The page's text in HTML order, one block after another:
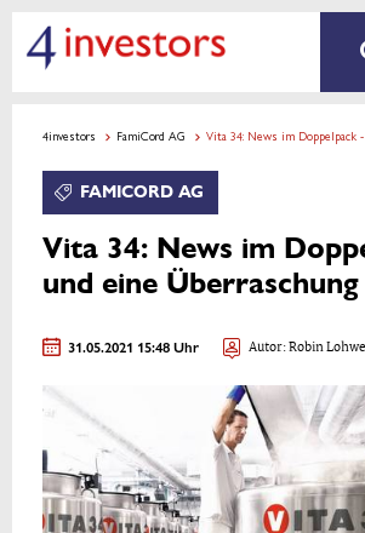
4investors FamiCord AG Vita 34: News im Doppelpack
FAMICORD AG
Vita 34: News im
und eine Überraschung
31.05.2021 15:48 Uhr Autor:Robin Lohwe